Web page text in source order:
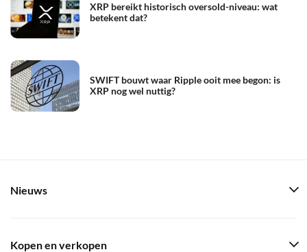
XRP bereikt historisch oversold-niveau: wat
betekent dat?
SWIFT bouwt waar Ripple ooit mee begon: is
XRP nog wel nuttig?
Nieuws
Kopen en verkopen